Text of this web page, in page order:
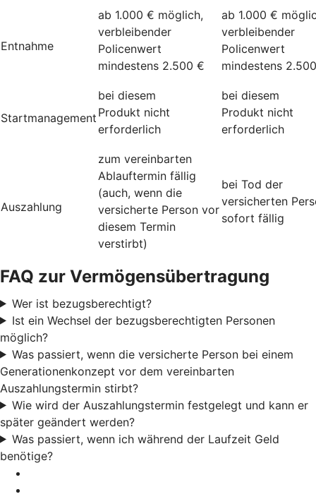
Entnahme
ab 1.000 € möglich,
verbleibender
Policenwert
mindestens 2.500 €
ab 1.000 €
verbleibender
Policenwert
mindestens
Startmanagement
bei diesem
Produkt nicht
erforderlich
bei diesem
Produkt nicht
erforderlich
Auszahlung
zum vereinbarten
Ablauftermin fällig
(auch, wenn die
versicherte Person vor
diesem Termin
verstirbt)
bei Tod der
versicherten
sofort fällig
FAQ zur Vermögensübertragung
Wer ist bezugsberechtigt?
Ist ein Wechsel der bezugsberechtigten Personen
möglich?
Was passiert, wenn die versicherte Person bei einem
Generationenkonzept vor dem vereinbarten
Auszahlungstermin stirbt?
Wie wird der Auszahlungstermin festgelegt und kann er
später geändert werden?
Was passiert, wenn ich während der Laufzeit Geld
benötige?